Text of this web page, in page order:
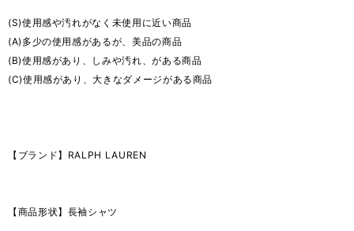
(S)使用感や汚れがなく未使用に近い商品
(A)多少の使用感があるが、美品の商品
(B)使用感があり、しみや汚れ、がある商品
(C)使用感があり、大きなダメージがある商品
【ブランド】RALPH LAUREN
【商品形状】長袖シャツ